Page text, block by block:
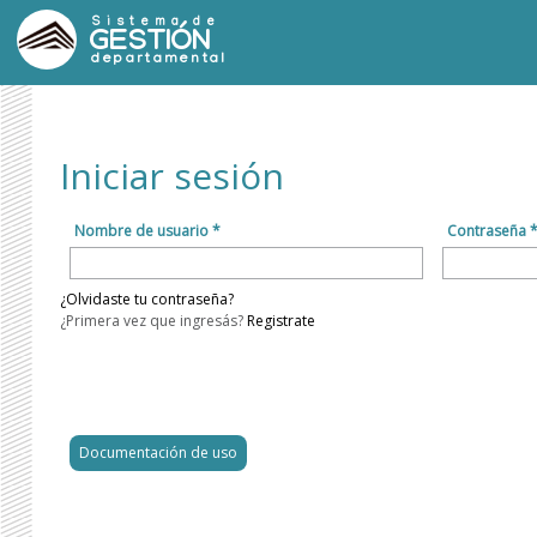
Sistema de
GESTIÓN
departamental
Iniciar sesión
Nombre de usuario * Contraseña *
¿Olvidaste tu contraseña?
¿Primera vez que ingresás?Registrate
Documentación de uso